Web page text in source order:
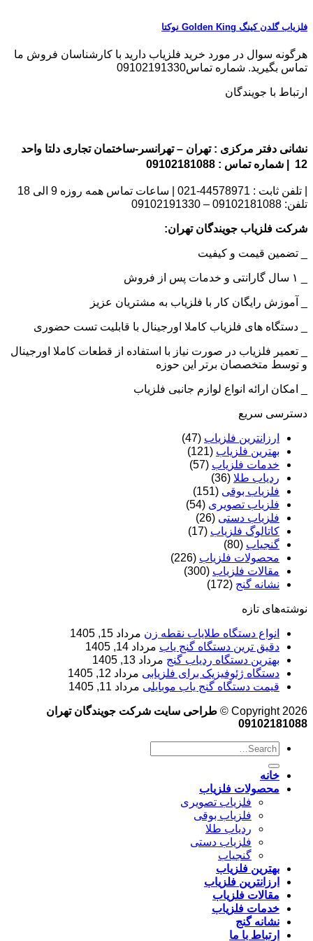
فلزیاب گلدن کینگ Golden King نوکتا
هرگونه سوال در مورد خرید فلزیاب دارید با کارشناسان فروش ما
تماس بگیرید. شماره تماس09102191330
ارتباط با جویندگان
نشانی دفتر مرکزی : تهران – تهرانسر-ساختمان تجاری دلتا واحد
12 | شماره تماس : 09102181088
| تلفن ثابت : 44578971-021 | ساعات تماس همه روزه 9 الی 18
تلفن: 09102181088 – 09102191330
شرکت فلزیاب جویندگان تهران:
_ تضمین قیمت و کیفیت
_ آموزش رایگان کار با فلزیاب به مشتریان عزیز
_ دستگاه های فلزیاب کاملا اورجینال با قابلیت تست حضوری
_ تعمیر فلزیاب در صورت نیاز با استفاده از قطعات کاملا اورجینال
و توسط متخصصان برتر این حوزه
_ امکان ارائه انواع لوازم جانبی فلزیاب
دسترسی سریع
ارزانترین فلزیاب (47)
بهترین فلزیاب (121)
خدمات فلزیاب (57)
ردیاب طلا (36)
فلزیاب بوقی (151)
فلزیاب تصویری (54)
فلزیاب دستی (26)
کاتالوگ فلزیاب (17)
گنجیاب (80)
محصولات فلزیاب (226)
مقالات فلزیاب (300)
نشانه گنج (172)
نوشته‌های تازه
انواع دستگاه طلایاب نقطه زن مرداد 15, 1405
دقیق ترین دستگاه گنج یاب مرداد 14, 1405
بهترین دستگاه ردیاب گنج مرداد 13, 1405
دستگاه ژئوفیزیک برای فلزیابی مرداد 12, 1405
قیمت دستگاه گنج یاب موبایلی مرداد 11, 1405
Copyright 2026 ©
طراحی سایت شرکت جویندگان تهران
09102181088
خانه
محصولات فلزیاب
فلزیاب تصویری
فلزیاب بوقی
ردیاب طلا
فلزیاب دستی
گنجیاب
بهترین فلزیاب
ارزانترین فلزیاب
مقالات فلزیاب
خدمات فلزیاب
نشانه گنج
ارتباط با ما